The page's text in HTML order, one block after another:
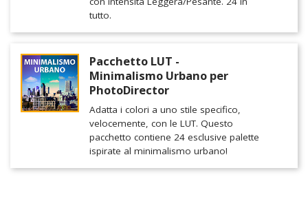
tutto.
Pacchetto LUT -
Minimalismo Urbano per
PhotoDirector
Adatta i colori a uno stile specifico,
velocemente, con le LUT. Questo
pacchetto contiene 24 esclusive palette
ispirate al minimalismo urbano!